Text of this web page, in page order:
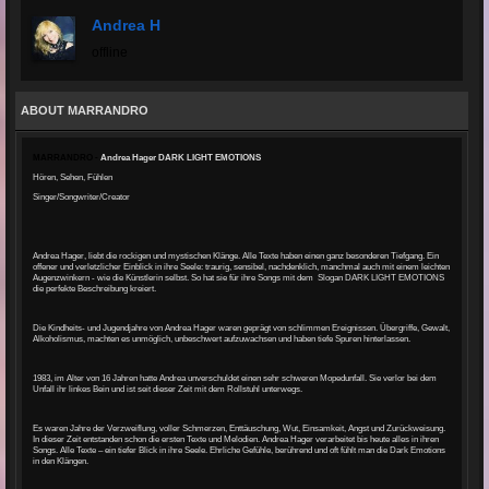
Andrea H
ABOUT MARRANDRO
MARRANDRO -Andrea Hager DARK LIGHT EMOTIONS
Hören, Sehen, Fühlen
Singer/Songwriter/Creator
Andrea Hager, liebt die rockigen und mystischen Klänge. Alle Texte haben einen ganz besonderen Tiefgang. Ein
offener und verletzlicher Einblick in ihre Seele: traurig, sensibel, nachdenklich, manchmal auch mit einem leichten
Augenzwinkern - wie die Künstlerin selbst. So hat sie für ihre Songs mit dem Slogan DARK LIGHT EMOTIONS
die perfekte Beschreibung kreiert.
Die Kindheits- und Jugendjahre von Andrea Hager waren geprägt von schlimmen Ereignissen. Übergriffe, Gewalt,
Alkoholismus, machten es unmöglich, unbeschwert aufzuwachsen und haben tiefe Spuren hinterlassen.
1983, im Alter von 16 Jahren hatte Andrea unverschuldet einen sehr schweren Mopedunfall. Sie verlor bei dem
Unfall ihr linkes Bein und ist seit dieser Zeit mit dem Rollstuhl unterwegs.
Es waren Jahre der Verzweiflung, voller Schmerzen, Enttäuschung, Wut, Einsamkeit, Angst und Zurückweisung.
In dieser Zeit entstanden schon die ersten Texte und Melodien. Andrea Hager verarbeitet bis heute alles in ihren
Songs. Alle Texte – ein tiefer Blick in ihre Seele. Ehrliche Gefühle, berührend und oft fühlt man die Dark Emotions
in den Klängen.